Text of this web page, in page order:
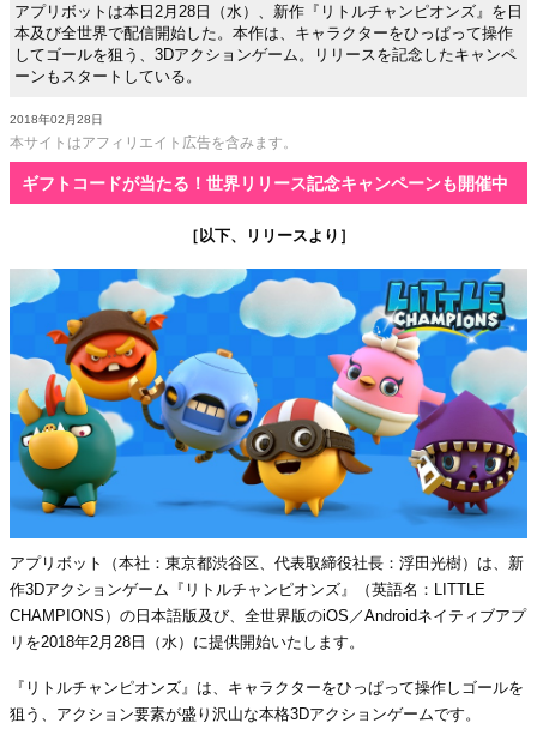
アプリボットは本日2月28日（水）、新作『リトルチャンピオンズ』を日
本及び全世界で配信開始した。本作は、キャラクターをひっぱって操作
してゴールを狙う、3Dアクションゲーム。リリースを記念したキャンペ
ーンもスタートしている。
2018年02月28日
本サイトはアフィリエイト広告を含みます。
ギフトコードが当たる！世界リリース記念キャンペーンも開催中
［以下、リリースより］
アプリボット（本社：東京都渋谷区、代表取締役社長：浮田光樹）は、新
作3Dアクションゲーム『リトルチャンピオンズ』（英語名：LITTLE
CHAMPIONS）の日本語版及び、全世界版のiOS／Androidネイティブアプ
リを2018年2月28日（水）に提供開始いたします。
『リトルチャンピオンズ』は、キャラクターをひっぱって操作しゴールを
狙う、アクション要素が盛り沢山な本格3Dアクションゲームです。